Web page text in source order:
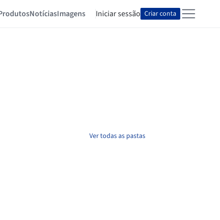
NotíciasImagens Iniciar sessão Criar conta
Ver todas as pastas